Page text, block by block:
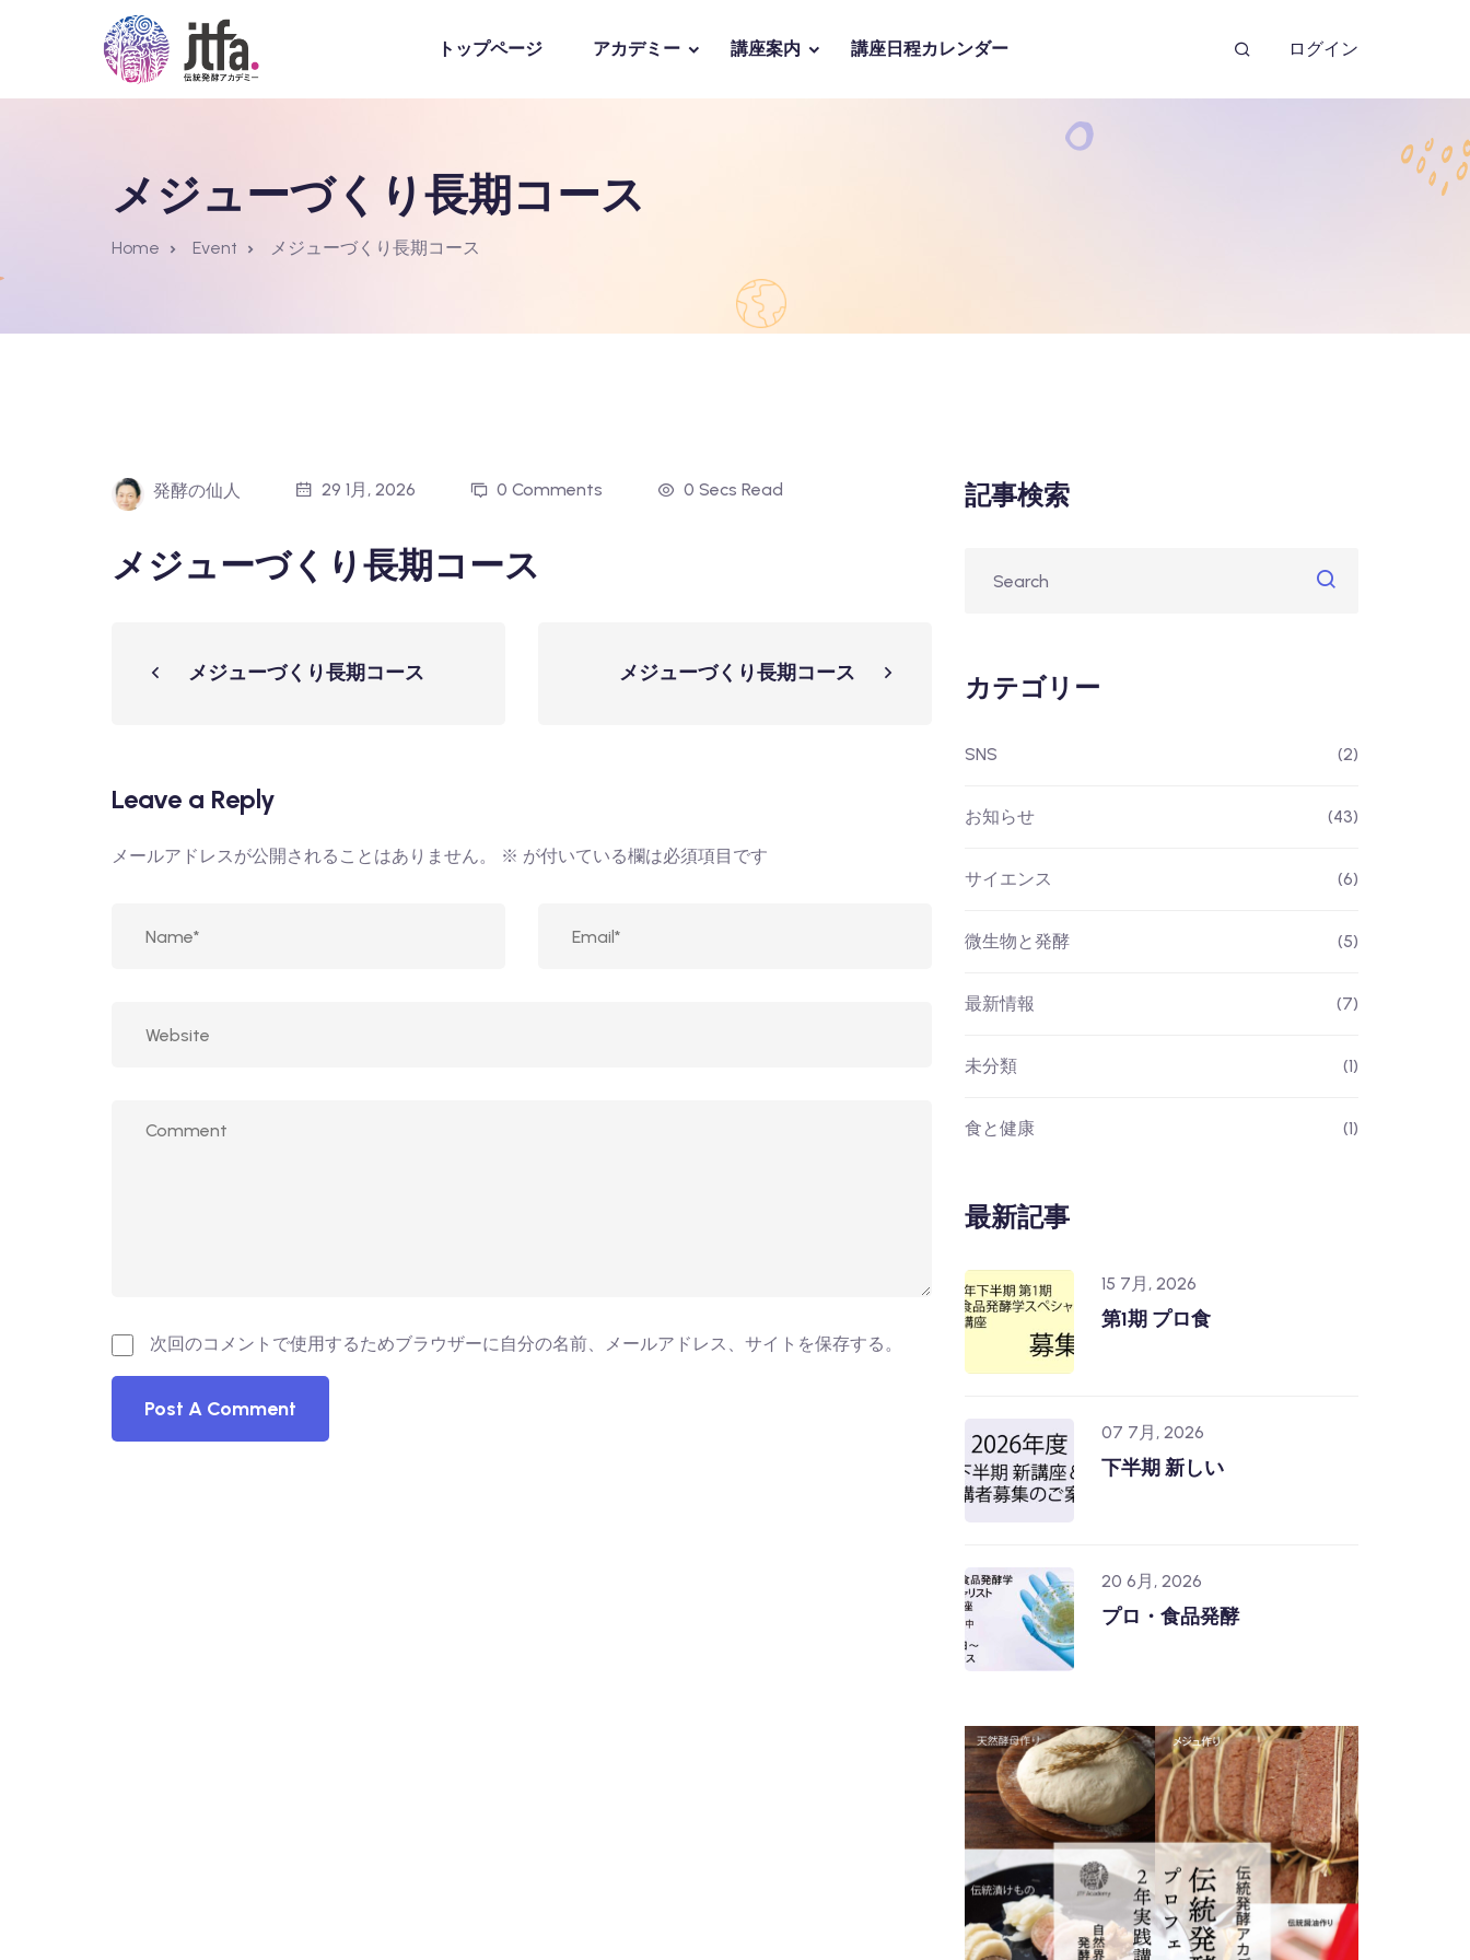
トップページ アカデミー 講座案内 講座日程カレンダー ログイン
メジューづくり長期コース
Home Event メジューづくり長期コース
発酵の仙人 29 1月, 2026 0 Comments 0 Secs Read
メジューづくり長期コース
メジューづくり長期コース メジューづくり長期コース
Leave a Reply
メールアドレスが公開されることはありません。 ※ が付いている欄は必須項目です
次回のコメントで使用するためブラウザーに自分の名前、メールアドレス、サイトを保存する。
記事検索
カテゴリー
SNS (2)
お知らせ (43)
サイエンス (6)
微生物と発酵 (5)
最新情報 (7)
未分類 (1)
食と健康 (1)
最新記事
15 7月, 2026
第1期 プロ食
07 7月, 2026
下半期 新しい
20 6月, 2026
プロ・食品発酵